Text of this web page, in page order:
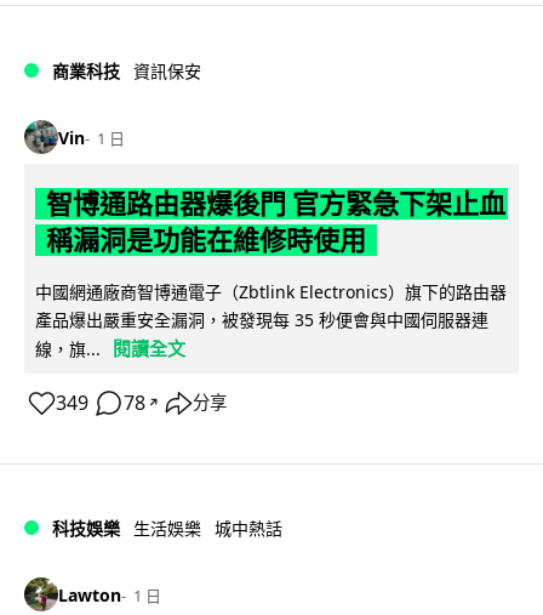
商業科技 資訊保安
Vin 1 日
智博通路由器爆後門 官方緊急下架止血
稱漏洞是功能在維修時使用
中國網通廠商智博通電子（Zbtlink Electronics）旗下的路由器
產品爆出嚴重安全漏洞，被發現每 35 秒便會與中國伺服器連
線，旗...
閱讀全文
349 78 ↗ 分享
科技娛樂 生活娛樂 城中熱話
Lawton 1 日